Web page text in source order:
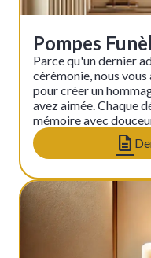
Pompes
Parce qu'un dernier
cérémonie, nous
pour créer un
avez aimée. Chaque
mémoire avec